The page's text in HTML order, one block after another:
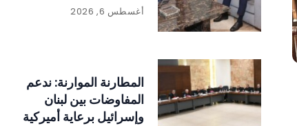
أغسطس 6, 2026
المطارنة الموارنة: ندعم
المفاوضات بين لبنان
وإسرائيل برعاية أميركية